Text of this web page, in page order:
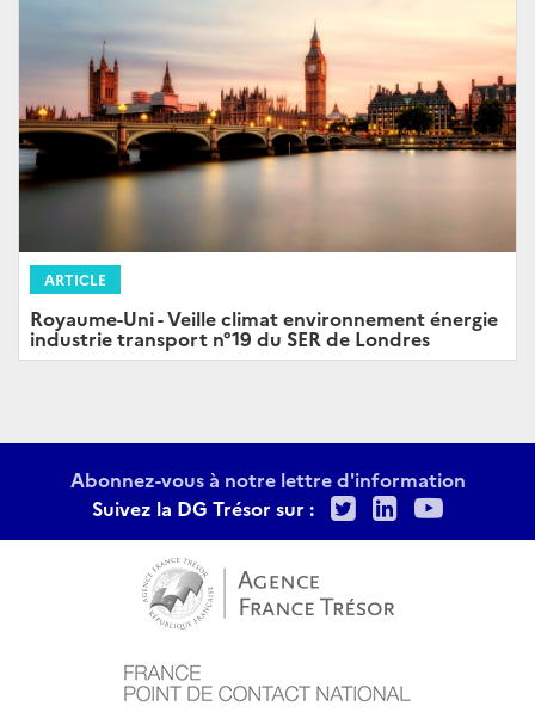
ARTICLE
Royaume-Uni - Veille climat environnement énergie
industrie transport n°19 du SER de Londres
Abonnez-vous à notre lettre d'information
Suivez la DG Trésor sur :
TwitterLinkedIn